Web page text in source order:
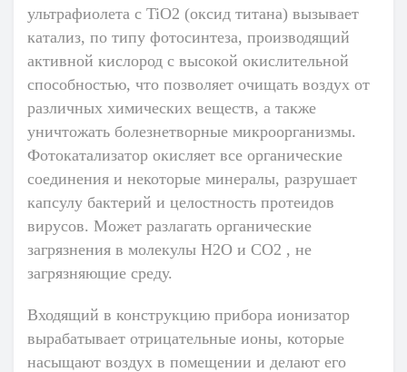
ультрафиолета с TiO2 (оксид титана) вызывает
катализ, по типу фотосинтеза, производящий
активной кислород с высокой окислительной
способностью, что позволяет очищать воздух от
различных химических веществ, а также
уничтожать болезнетворные микроорганизмы.
Фотокатализатор окисляет все органические
соединения и некоторые минералы, разрушает
капсулу бактерий и целостность протеидов
вирусов. Может разлагать органические
загрязнения в молекулы H2O и CO2 , не
загрязняющие среду.
Входящий в конструкцию прибора ионизатор
вырабатывает отрицательные ионы, которые
насыщают воздух в помещении и делают его